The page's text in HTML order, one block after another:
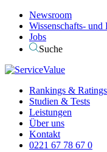
Newsroom
Wissenschafts- und
Jobs
Suche
Rankings & Ratings
Studien & Tests
Leistungen
Über uns
Kontakt
0221 67 78 67 0